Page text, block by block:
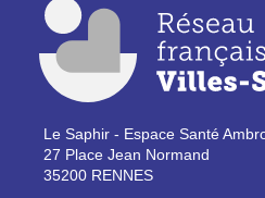
Le Saphir - Espace Santé
27 Place Jean Normand
35200 RENNES